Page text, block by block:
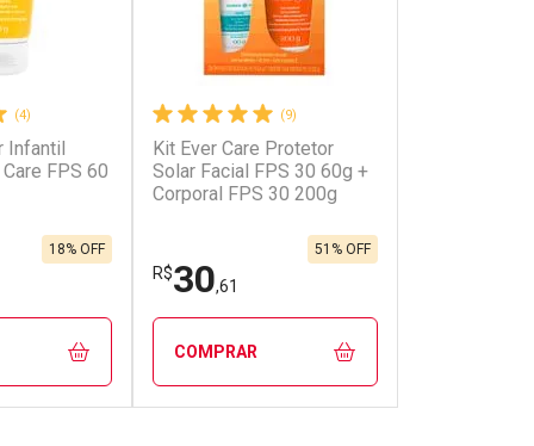
cada
cada
Ativar Desconto
Por R$ 18,75/cada
Por R$ 18,75/cada
(4)
Infantil
FPS 60
18% OFF
(9)
Kit Ever Care Protetor
Solar Facial FPS 30 60g +
Corporal FPS 30 200g
R$30,61
51% OFF
COMPRAR